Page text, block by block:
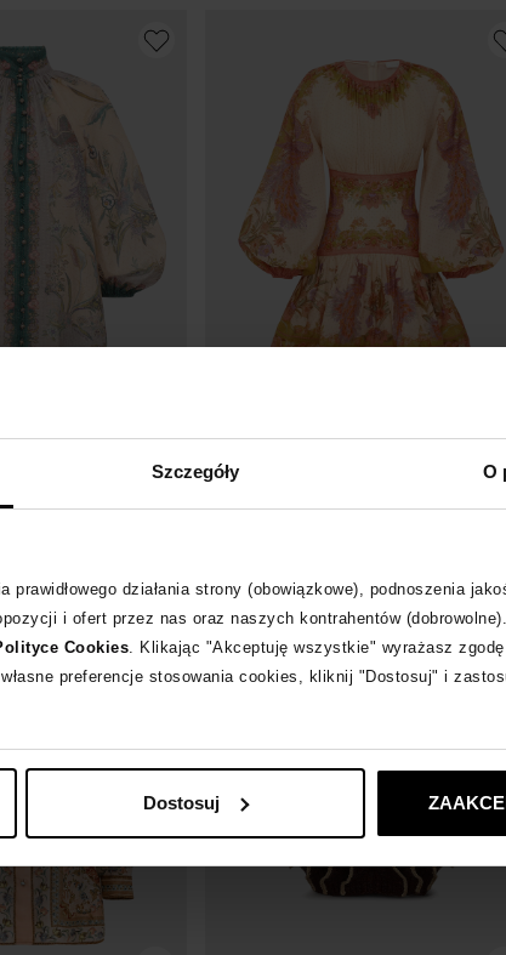
Szczegóły O
działania strony (obowiązkowe), podnoszenia
i ofert przez nas oraz naszych kontrahentów
Cookies. Klikając "Akceptuję wszystkie" wyrażasz
preferencje stosowania cookies, kliknij "Dostosuj" i
Dostosuj
wzorem Indra Sukienka w kwiaty Indra Mini
4 099zł